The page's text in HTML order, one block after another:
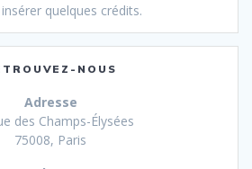
quelques crédits.
NOUS
Adresse
des Champs-Élysées
75008, Paris